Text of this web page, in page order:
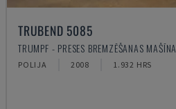
TRUBEND 5085
TRUMPF - PRESES BREMZĒŠANAS MAŠĪNA
POLIJA 2008 1.932 HRS